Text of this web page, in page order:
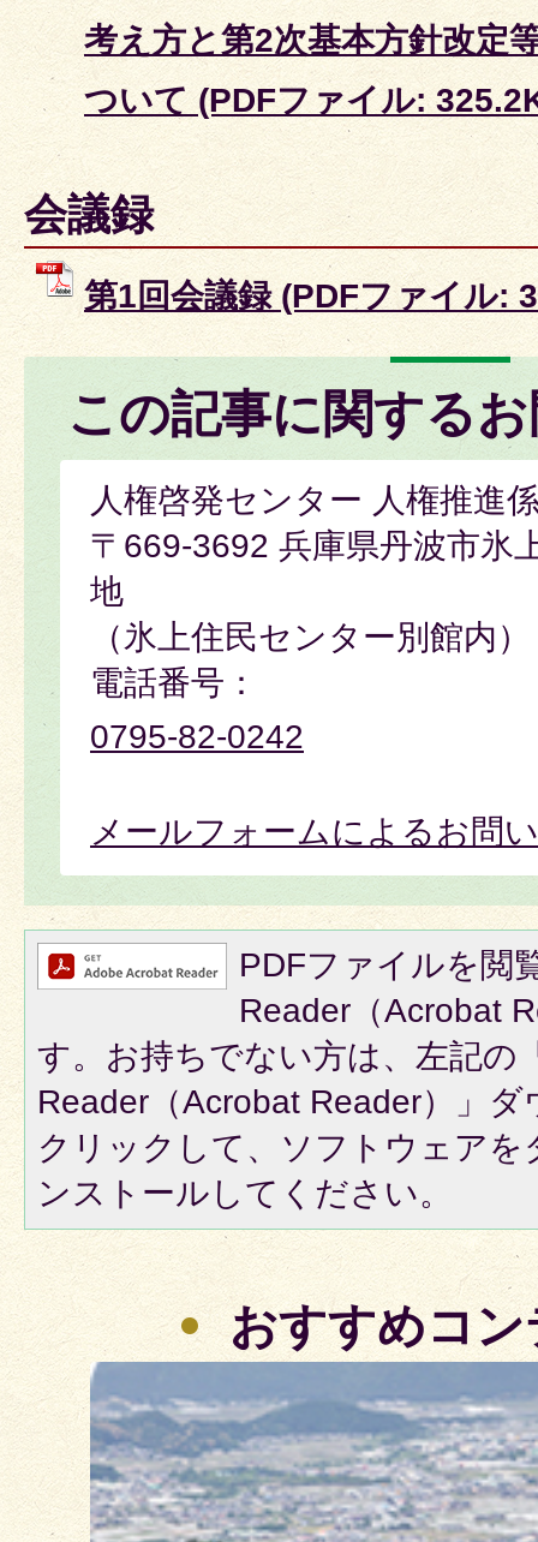
考え方と第2次基本方針改定
ついて (PDFファイル:
会議録
第1回会議録 (PDFファイル:
この記事に関する
人権啓発センター 人権推進
〒669-3692 兵庫県丹波市氷
地
（氷上住民センター別館内）
電話番号：
0795-82-0242
メールフォームによるお問
PDFファイルを閲
Reader（Acrobat
す。お持ちでない方は、左記の
Reader（Acrobat Reader）」
クリックして、ソフトウェア
ンストールしてください。
おすすめコ
3
枚
目